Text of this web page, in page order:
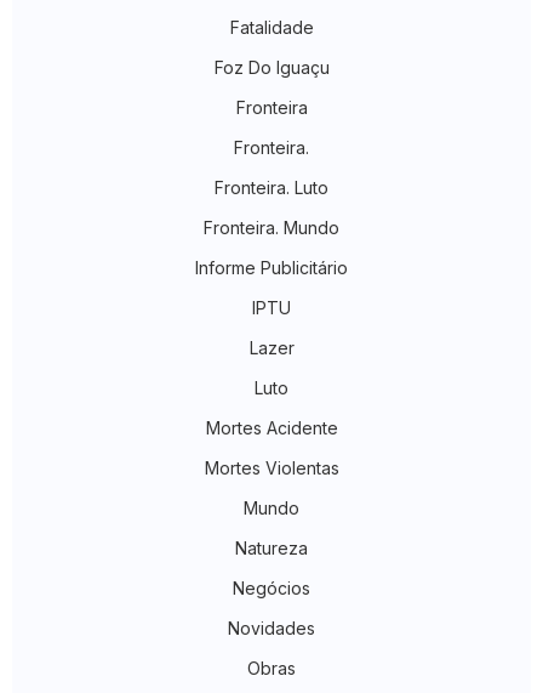
Fatalidade
Foz Do Iguaçu
Fronteira
Fronteira.
Fronteira. Luto
Fronteira. Mundo
Informe Publicitário
IPTU
Lazer
Luto
Mortes Acidente
Mortes Violentas
Mundo
Natureza
Negócios
Novidades
Obras